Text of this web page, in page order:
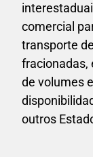
comercial
transporte
fracionadas,
de volumes
outros